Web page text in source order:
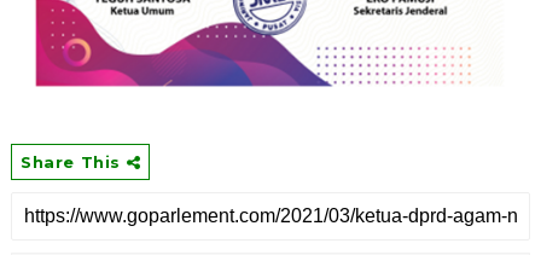
Share This